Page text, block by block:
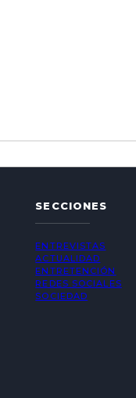
SECCIONES
ENTREVISTAS
ACTUALIDAD
ENTRETENCIÓN
REDES SOCIALES
SOCIEDAD